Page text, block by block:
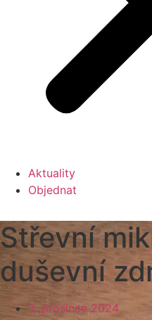
Aktuality
Objednat
Střevní
duševní
3. prosince 2024